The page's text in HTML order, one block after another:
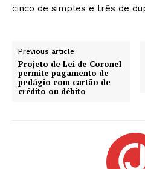
cinco de simples e três de
Previous article
Projeto de Lei de Coronel
permite pagamento de
pedágio com cartão de
crédito ou débito